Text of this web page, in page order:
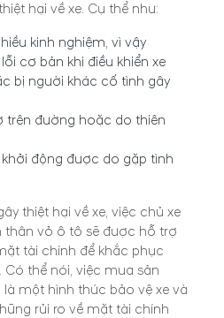
hại về xe. Cụ thể như:
kinh nghiệm, vì vậy
cơ bản khi điều khiển xe
bị người khác cố tình gây
trên đường hoặc do thiên
động được do gặp tình
thiệt hại về xe, việc chủ xe
vỏ ô tô sẽ được hỗ trợ
tài chính để khắc phục
Có thể nói, việc mua sản
một hình thức bảo vệ xe và
rủi ro về mặt tài chính